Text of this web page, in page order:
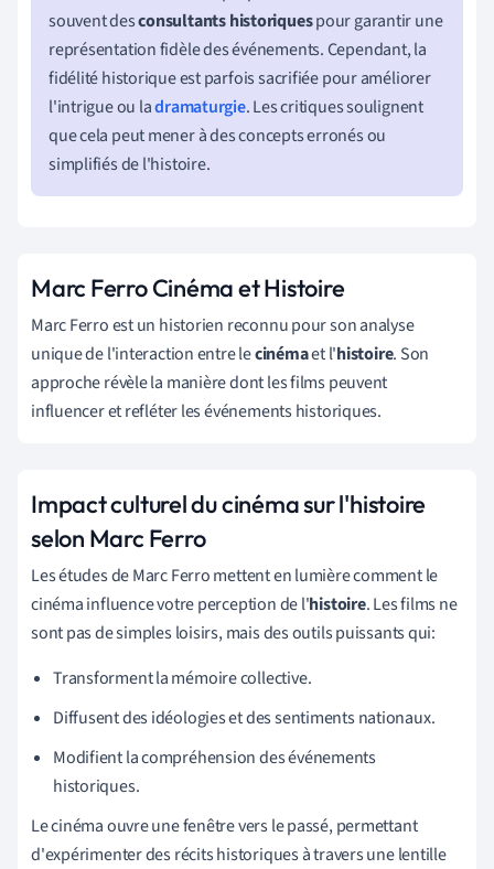
souvent desconsultants historiquespour garantir une
représentation fidèle des événements. Cependant, la
fidélité historique est parfois sacrifiée pour améliorer
l'intrigue ou ladramaturgie. Les critiques soulignent
que cela peut mener à des concepts erronés ou
simplifiés de l'histoire.
Marc Ferro Cinéma et Histoire
Marc Ferro est un historien reconnu pour son analyse
unique de l'interaction entre lecinémaet l'histoire. Son
approche révèle la manière dont les films peuvent
influencer et refléter les événements historiques.
Impact culturel du cinéma sur l'histoire
selon Marc Ferro
Les études de Marc Ferro mettent en lumière comment le
cinéma influence votre perception de l'histoire. Les films ne
sont pas de simples loisirs, mais des outils puissants qui:
Transforment la mémoire collective.
Diffusent des idéologies et des sentiments nationaux.
Modifient la compréhension des événements
historiques.
Le cinéma ouvre une fenêtre vers le passé, permettant
d'expérimenter des récits historiques à travers une lentille